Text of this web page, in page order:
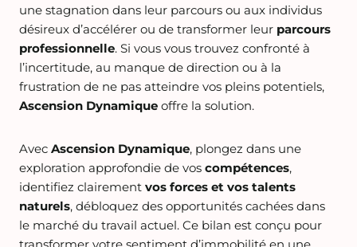
une stagnation dans leur parcours ou aux individus
désireux d’accélérer ou de transformer leur parcours
professionnelle. Si vous vous trouvez confronté à
l’incertitude, au manque de direction ou à la
frustration de ne pas atteindre vos pleins potentiels,
Ascension Dynamique offre la solution.
Avec Ascension Dynamique, plongez dans une
exploration approfondie de vos compétences,
identifiez clairement vos forces et vos talents
naturels, débloquez des opportunités cachées dans
le marché du travail actuel. Ce bilan est conçu pour